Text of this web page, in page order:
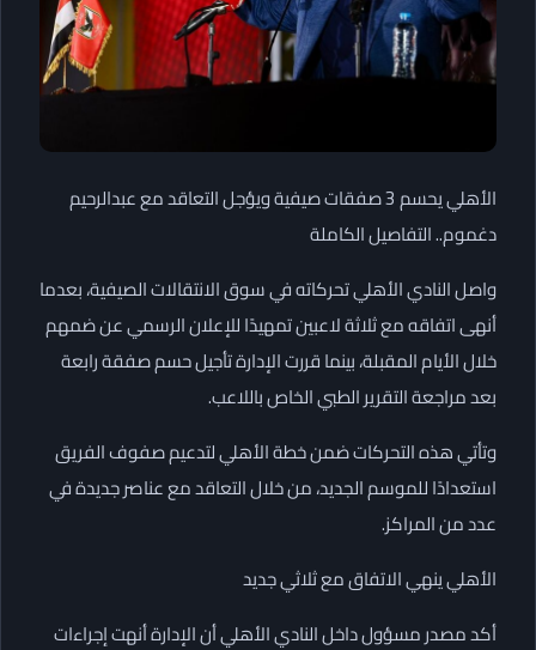
الأهلي يحسم 3 صفقات صيفية ويؤجل التعاقد مع عبدالرحيم
دغموم.. التفاصيل الكاملة
واصل النادي الأهلي تحركاته في سوق الانتقالات الصيفية، بعدما
أنهى اتفاقه مع ثلاثة لاعبين تمهيدًا للإعلان الرسمي عن ضمهم
خلال الأيام المقبلة، بينما قررت الإدارة تأجيل حسم صفقة رابعة
بعد مراجعة التقرير الطبي الخاص باللاعب.
وتأتي هذه التحركات ضمن خطة الأهلي لتدعيم صفوف الفريق
استعدادًا للموسم الجديد، من خلال التعاقد مع عناصر جديدة في
عدد من المراكز.
الأهلي ينهي الاتفاق مع ثلاثي جديد
أكد مصدر مسؤول داخل النادي الأهلي أن الإدارة أنهت إجراءات